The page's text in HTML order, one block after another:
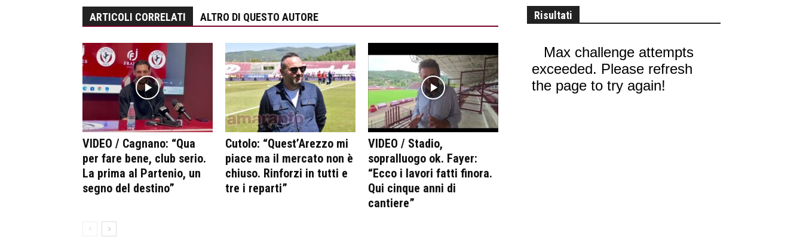
ARTICOLI CORRELATI ALTRO DI QUESTO AUTORE
VIDEO / Cagnano: “Qua
per fare bene, club serio.
La prima al Partenio, un
segno del destino”
Cutolo: “Quest’Arezzo mi
piace ma il mercato non è
chiuso. Rinforzi in tutti e
tre i reparti”
VIDEO / Stadio,
sopralluogo ok. Fayer:
“Ecco i lavori fatti finora.
Qui cinque anni di
cantiere”
Risultati